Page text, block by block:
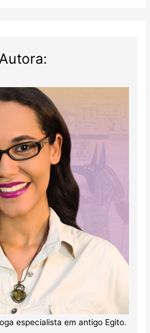
especialista em antigo Egito.